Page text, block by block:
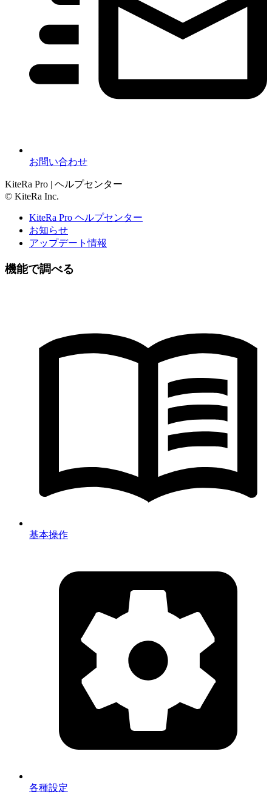
お問い合わせ
KiteRa Pro | ヘルプセンター
© KiteRa Inc.
KiteRa Pro ヘルプセンター
お知らせ
アップデート情報
機能で調べる
基本操作
各種設定